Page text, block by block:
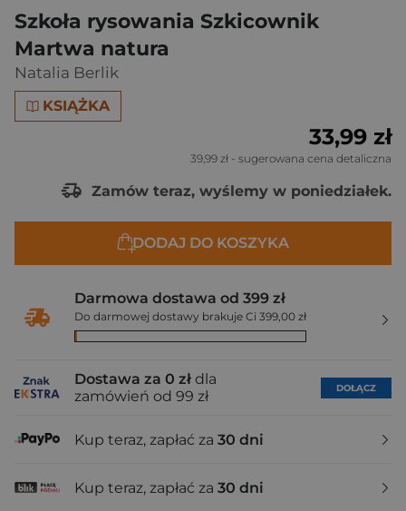
Szkoła rysowania Szkicownik
Martwa natura
Natalia Berlik
KSIĄŻKA
33,99 zł
39,99 zł - sugerowana cena detaliczna
Zamów teraz, wyślemy w poniedziałek.
DODAJ DO KOSZYKA
Darmowa dostawa od 399 zł
Do darmowej dostawy brakuje Ci 399,00 zł
Dostawa za 0 zł dla
zamówień od 99 zł
DOŁĄCZ
Kup teraz, zapłać za 30 dni
Kup teraz, zapłać za 30 dni